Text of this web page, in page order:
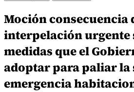
Moción consecuencia
interpelación urgente
medidas que el
adoptar para paliar la
emergencia